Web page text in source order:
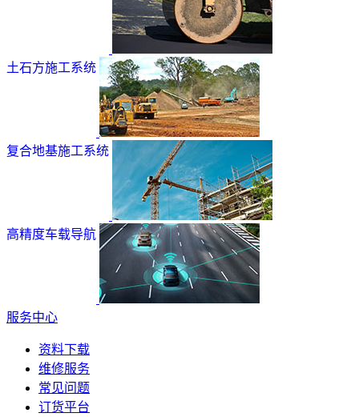
土石方施工系统
复合地基施工系统
高精度车载导航
服务中心
资料下载
维修服务
常见问题
订货平台